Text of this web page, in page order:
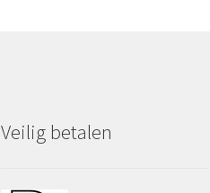
Veilig betalen